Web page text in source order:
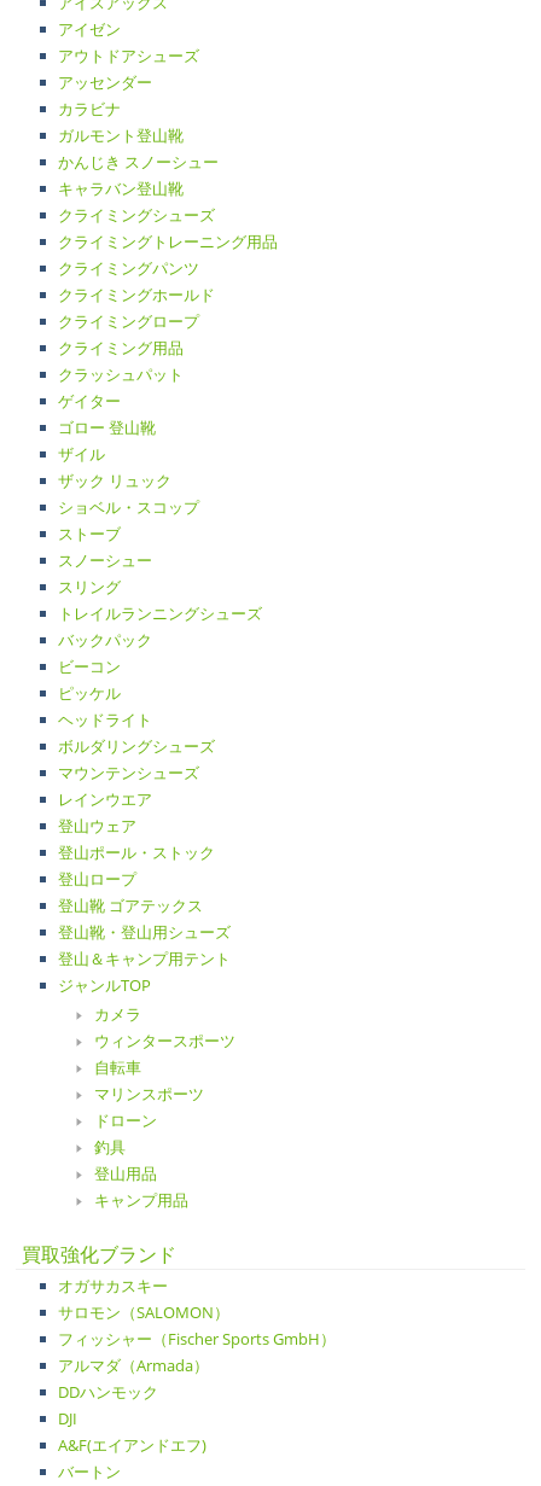
アイゼン
アウトドアシューズ
アッセンダー
カラビナ
ガルモント登山靴
かんじき スノーシュー
キャラバン登山靴
クライミングシューズ
クライミングトレーニング用品
クライミングパンツ
クライミングホールド
クライミングロープ
クライミング用品
クラッシュパット
ゲイター
ゴロー 登山靴
ザイル
ザック リュック
ショベル・スコップ
ストーブ
スノーシュー
スリング
トレイルランニングシューズ
バックパック
ビーコン
ピッケル
ヘッドライト
ボルダリングシューズ
マウンテンシューズ
レインウエア
登山ウェア
登山ポール・ストック
登山ロープ
登山靴 ゴアテックス
登山靴・登山用シューズ
登山＆キャンプ用テント
ジャンルTOP
カメラ
ウィンタースポーツ
自転車
マリンスポーツ
ドローン
釣具
登山用品
キャンプ用品
買取強化ブランド
オガサカスキー
サロモン（SALOMON）
フィッシャー（Fischer Sports GmbH）
アルマダ（Armada）
DDハンモック
DJI
A&F(エイアンドエフ)
バートン